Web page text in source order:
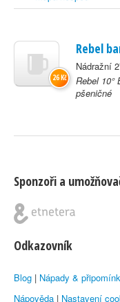
Rebel
Nádražní
Rebel 10°
pšeničné
26 Kč
Sponzoři a
Odkazovník
Blog | Nápady &
Nápověda | Nastavení